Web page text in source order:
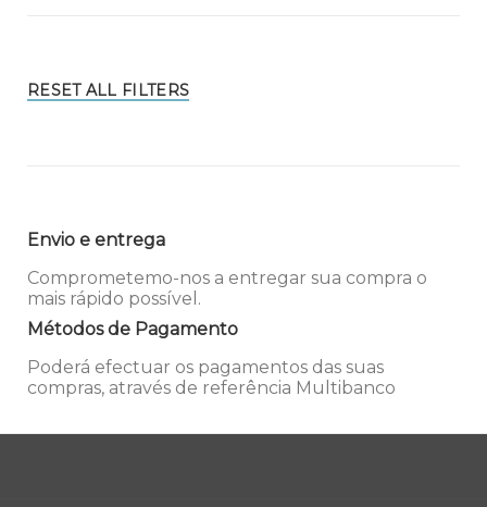
RESET ALL FILTERS
Envio e entrega
Comprometemo-nos a entregar sua compra o
mais rápido possível.
Métodos de Pagamento
Poderá efectuar os pagamentos das suas
compras, através de referência Multibanco